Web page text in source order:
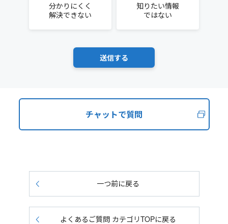
分かりにくく
解決できない
知りたい情報
ではない
チャットで質問
一つ前に戻る
よくあるご質問 カテゴリTOPに戻る